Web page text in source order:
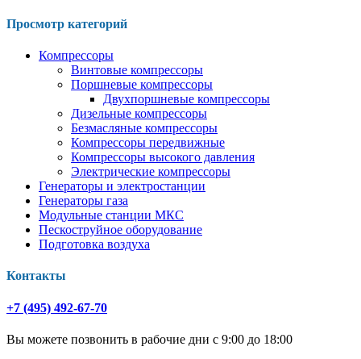
Просмотр категорий
Компрессоры
Винтовые компрессоры
Поршневые компрессоры
Двухпоршневые компрессоры
Дизельные компрессоры
Безмасляные компрессоры
Компрессоры передвижные
Компрессоры высокого давления
Электрические компрессоры
Генераторы и электростанции
Генераторы газа
Модульные станции МКС
Пескоструйное оборудование
Подготовка воздуха
Контакты
+7 (495) 492-67-70
Вы можете позвонить в рабочие дни с 9:00 до 18:00